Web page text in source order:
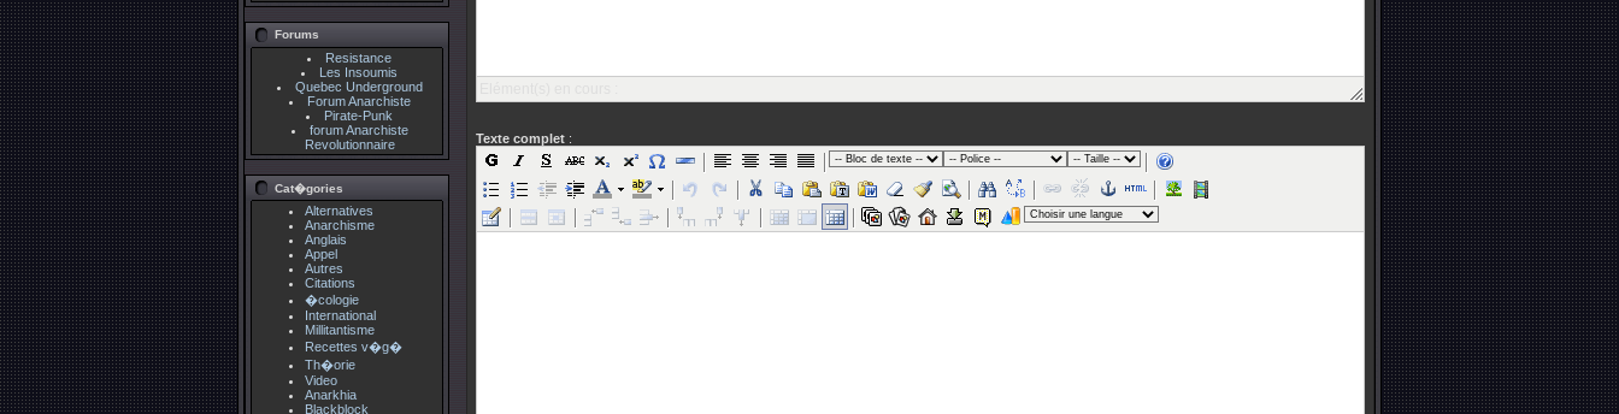
Forums
Resistance
Les Insoumis
Quebec Underground
Forum Anarchiste
Pirate-Punk
forum Anarchiste
Revolutionnaire
Cat�gories
Alternatives
Anarchisme
Anglais
Appel
Autres
Citations
�cologie
International
Millitantisme
Recettes v�g�
Th�orie
Video
Anarkhia
Blackblock
Texte complet :